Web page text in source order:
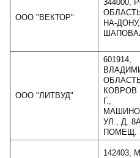
ООО "ВЕКТОР"
344000,
НА-
ООО "ЛИТВУД"
601914,
КОВРОВ
Г.,
УЛ., Д.
ПОМЕЩ.
142403,